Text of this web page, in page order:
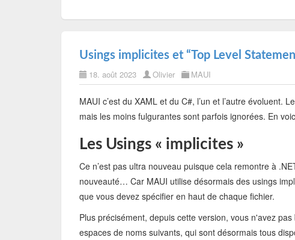
Usings implicites et “Top Level
18. août 2023 Olivier MAUI
MAUI c’est du XAML et du C#, l’un et l’autre évoluent.
mais les moins fulgurantes sont parfois ignorées. En
Les Usings « implicites »
Ce n’est pas ultra nouveau puisque cela remontre à
nouveauté… Car MAUI utilise désormais des usings
que vous devez spécifier en haut de chaque fichier.
Plus précisément, depuis cette version, vous n'avez
espaces de noms suivants, qui sont désormais tous